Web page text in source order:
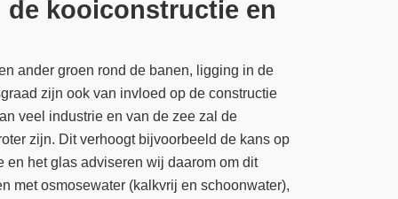
de kooiconstructie en
ander groen rond de banen, ligging in de
zijn ook van invloed op de constructie
veel industrie en van de zee zal de
zijn. Dit verhoogt bijvoorbeeld de kans op
en het glas adviseren wij daarom om dit
met osmosewater (kalkvrij en schoonwater),